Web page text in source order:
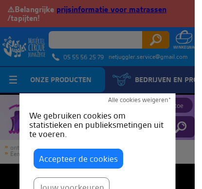
Alle cookies weigeren*
We gebruiken cookies om
statistieken en publieksmetingen uit
te voeren.
Accepteer de cookies
⚠️Belangrijke prijsinformatie voor matrassen
/tapijten!
05 55 56 25 79 netjuggler.service@gmail.com
ONZE PRODUCTEN BEDRIJVEN EN
JuggleTube Voeg een video toe
ontvangst JuggleTube
Een lange weg - Nico Pires - Diabolo-demo